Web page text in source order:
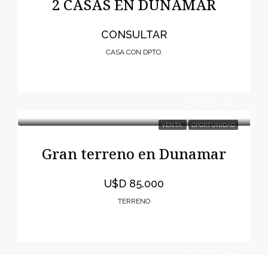
2 CASAS EN DUNAMAR
CONSULTAR
CASA CON DPTO.
VENTA OPORTUNIDAD
Gran terreno en Dunamar
U$D 85.000
TERRENO